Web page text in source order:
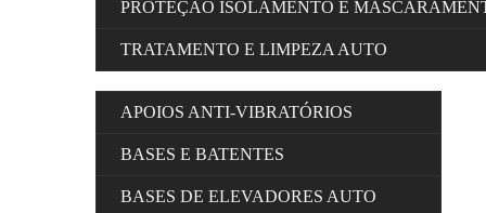
PROTEÇÃO ISOLAMENTO E
TRATAMENTO E LIMPEZA AUTO
APOIOS ANTI-VIBRATÓRIOS
BASES E BATENTES
BASES DE ELEVADORES AUTO